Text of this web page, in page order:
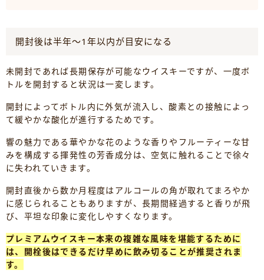
開封後は半年〜1年以内が目安になる
未開封であれば長期保存が可能なウイスキーですが、一度ボ
トルを開封すると状況は一変します。
開封によってボトル内に外気が流入し、酸素との接触によっ
て緩やかな酸化が進行するためです。
響の魅力である華やかな花のような香りやフルーティーな甘
みを構成する揮発性の芳香成分は、空気に触れることで徐々
に失われていきます。
開封直後から数か月程度はアルコールの角が取れてまろやか
に感じられることもありますが、長期間経過すると香りが飛
び、平坦な印象に変化しやすくなります。
プレミアムウイスキー本来の複雑な風味を堪能するために
は、開栓後はできるだけ早めに飲み切ることが推奨されま
す。